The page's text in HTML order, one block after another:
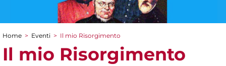
Tu sei qui
Home > Eventi > Il mio Risorgimento
Il mio Risorgimento